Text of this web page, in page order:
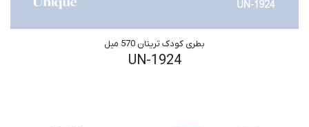
بطری کودک تریتان 570 میل
UN-1924